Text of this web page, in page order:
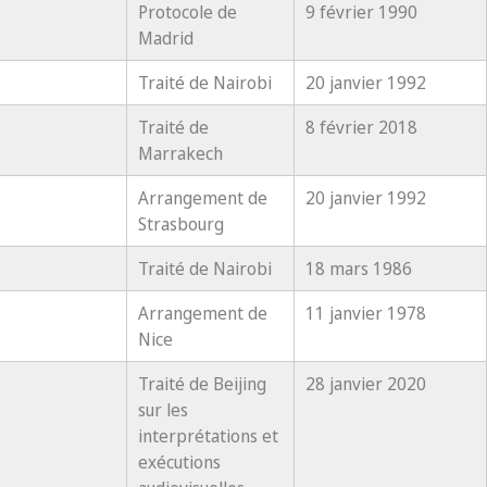
Protocole de
Madrid
9 février 1990
Traité de Nairobi
20 janvier 1992
Traité de
Marrakech
8 février 2018
Arrangement de
Strasbourg
20 janvier 1992
Traité de Nairobi
18 mars 1986
Arrangement de
Nice
11 janvier 1978
Traité de Beijing
sur les
interprétations et
exécutions
28 janvier 2020